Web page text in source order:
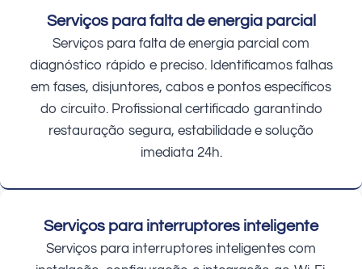
Serviços para falta de energia parcial
Serviços para falta de energia parcial com
diagnóstico rápido e preciso. Identificamos falhas
em fases, disjuntores, cabos e pontos específicos
do circuito. Profissional certificado garantindo
restauração segura, estabilidade e solução
imediata 24h.
Serviços para interruptores inteligente
Serviços para interruptores inteligentes com